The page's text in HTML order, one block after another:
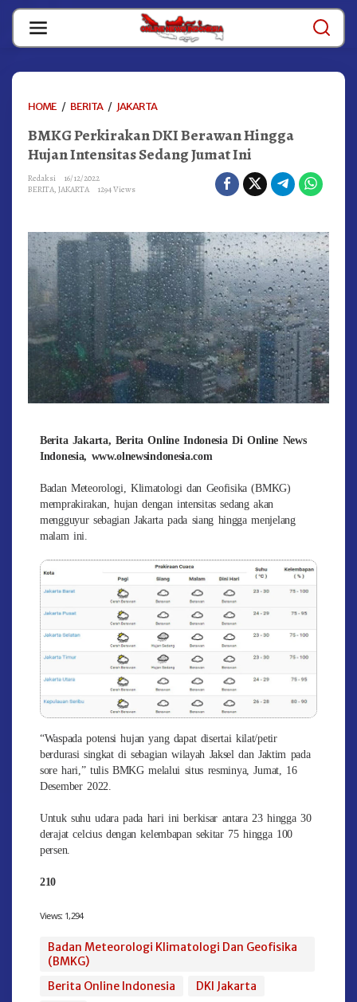
Skip
content
HOME / BERITA / JAKARTABMKG
DKI
BERAWAN
HINGGA
INI
BMKG Perkirakan DKI Berawan Hingga
Hujan Intensitas Sedang Jumat Ini
Redaksi
16/12/2022
BERITA, JAKARTA 1294 Views
Berita Jakarta, Berita Online Indonesia Di Online News
Indonesia, www.olnewsindonesia.com
Badan Meteorologi, Klimatologi dan Geofisika (BMKG)
memprakirakan, hujan dengan intensitas sedang akan
mengguyur sebagian Jakarta pada siang hingga menjelang
malam ini.
“Waspada potensi hujan yang dapat disertai kilat/petir
berdurasi singkat di sebagian wilayah Jaksel dan Jaktim pada
sore hari,” tulis BMKG melalui situs resminya, Jumat, 16
Desember 2022.
Untuk suhu udara pada hari ini berkisar antara 23 hingga 30
derajat celcius dengan kelembapan sekitar 75 hingga 100
persen.
210
Views: 1,294
Badan Meteorologi Klimatologi Dan Geofisika
(BMKG)
Berita Online Indonesia
DKI Jakarta